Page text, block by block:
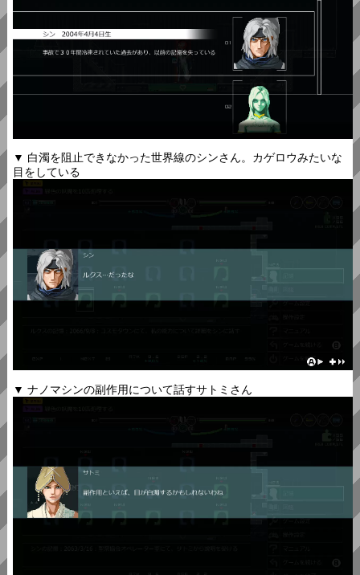
▼ 白濁を阻止できなかった世界線のシンさん。カゲロウみたいな
目をしている
▼ ナノマシンの副作用について話すサトミさん